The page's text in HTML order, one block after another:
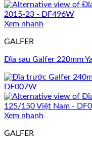
Xem nhanh
GALFER
Đĩa sau Galfer 220mm
Xem nhanh
GALFER